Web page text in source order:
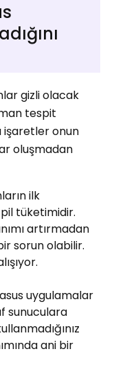
gizli olacak
tespit
işaretler onun
oluşmadan
ilk
tüketimidir.
artırmadan
sorun olabilir.
uygulamalar
sunuculara
ani bir